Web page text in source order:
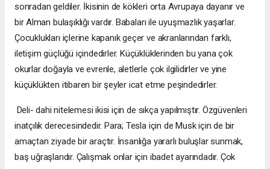
sonradan geldiler. İkisinin de kökleri orta Avrupaya dayanır ve
bir Alman bulaşıklığı vardır. Babaları ile uyuşmazlık yaşarlar.
Çocuklukları içlerine kapanık geçer ve akranlarından farklı,
iletişim güçlüğü içindedirler. Küçüklüklerinden bu yana çok
okurlar doğayla ve evrenle, aletlerle çok ilgilidirler ve yine
küçüklükten itibaren bir şeyler icat etme peşindedirler.
 Deli- dahi nitelemesi ikisi için de sıkça yapılmıştır. Özgüvenleri
inatçılık derecesindedir. Para; Tesla için de Musk için de bir
amaçtan ziyade bir araçtır. İnsanlığa yararlı buluşlar sunmak,
baş uğraşlarıdır. Çalışmak onlar için ibadet ayarındadır. Çok